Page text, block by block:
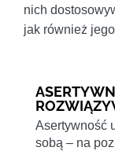
nich
jak również
Asertywność
sobą – na